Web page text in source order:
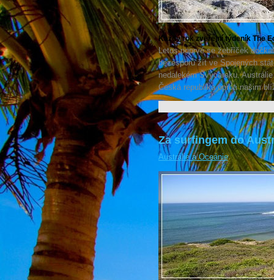
Každý rok zveřejní týdeník The
Letos poprvé se žebříček
bezesporu žít ve Spojených
nedalekém Švýcarsku.
Česká republika oproti našim
Za surfingem do
Austrálie a Oceánie